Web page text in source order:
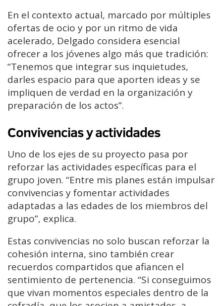
En el contexto actual, marcado por múltiples
ofertas de ocio y por un ritmo de vida
acelerado, Delgado considera esencial
ofrecer a los jóvenes algo más que tradición:
“Tenemos que integrar sus inquietudes,
darles espacio para que aporten ideas y se
impliquen de verdad en la organización y
preparación de los actos”.
Convivencias y actividades
Uno de los ejes de su proyecto pasa por
reforzar las actividades específicas para el
grupo joven. “Entre mis planes están impulsar
convivencias y fomentar actividades
adaptadas a las edades de los miembros del
grupo”, explica.
Estas convivencias no solo buscan reforzar la
cohesión interna, sino también crear
recuerdos compartidos que afiancen el
sentimiento de pertenencia. “Si conseguimos
que vivan momentos especiales dentro de la